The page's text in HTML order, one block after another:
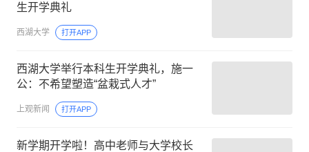
生开学典礼
西湖大学 打开APP
西湖大学举行本科生开学典礼，施一
公：不希望塑造“盆栽式人才”
上观新闻 打开APP
新学期开学啦！高中老师与大学校长